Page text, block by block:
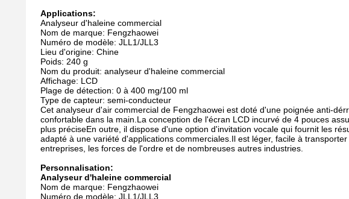
Applications:
Analyseur d'haleine commercial
Nom de marque: Fengzhaowei
Numéro de modèle: JLL1/JLL3
Lieu d'origine: Chine
Poids: 240 g
Nom du produit: analyseur d'haleine commercial
Affichage: LCD
Plage de détection: 0 à 400 mg/100 ml
Type de capteur: semi-conducteur
Cet analyseur d'air commercial de Fengzhaowei est doté d'une poignée anti-
confortable dans la main.La conception de l'écran LCD incurvé de 4 pouces
plus préciseEn outre, il dispose d'une option d'invitation vocale qui fournit les
adapté à une variété d'applications commerciales.Il est léger, facile à
entreprises, les forces de l'ordre et de nombreuses autres industries.
Personnalisation:
Analyseur d'haleine commercial
Nom de marque: Fengzhaowei
Numéro de modèle: JLL1/JLL3